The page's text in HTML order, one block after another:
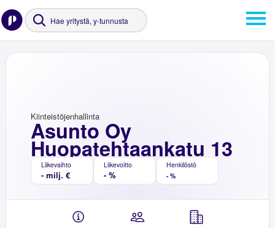
Asunto Oy
Huopatehtaankatu 13
Kiinteistöjenhallinta
Liikevaihto
- milj. €
Liikevoitto
- %
Henkilöstö
- %